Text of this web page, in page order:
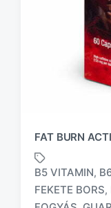
FAT BURN
B5 VITAMIN,
FEKETE BORS,